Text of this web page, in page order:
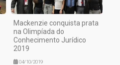
Mackenzie conquista prata
na Olimpíada do
Conhecimento Jurídico
2019
04/10/2019